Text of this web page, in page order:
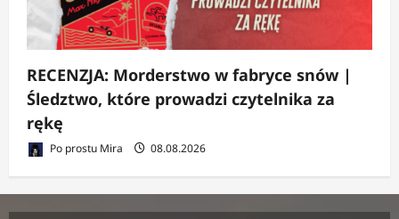
RECENZJA: Morderstwo w fabryce snów |
Śledztwo, które prowadzi czytelnika za
rękę
Po prostu Mira 08.08.2026